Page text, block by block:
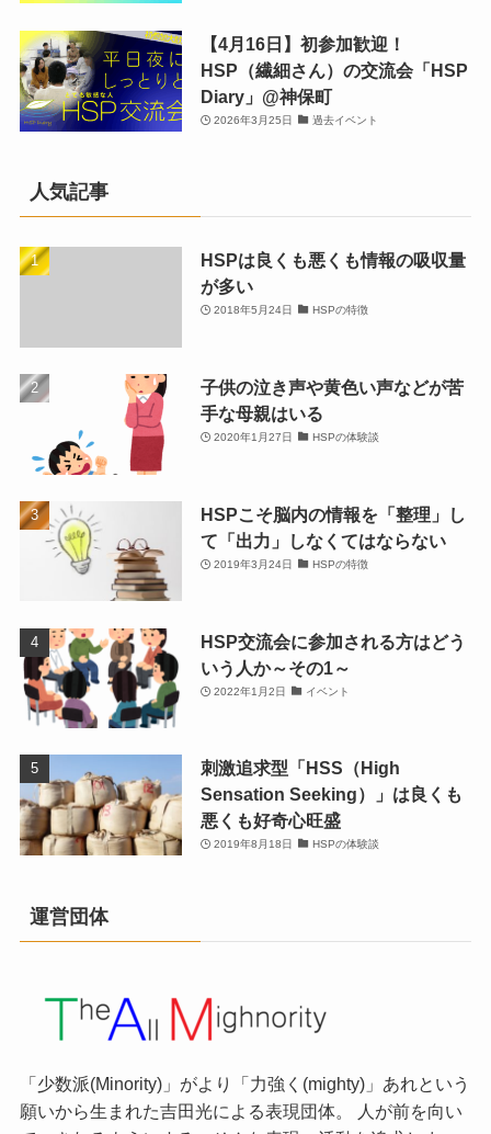
【4月16日】初参加歓迎！
HSP（繊細さん）の交流会「HSP
Diary」@神保町
2026年3月25日 過去イベント
人気記事
HSPは良くも悪くも情報の吸収量
が多い
2018年5月24日 HSPの特徴
子供の泣き声や黄色い声などが苦
手な母親はいる
2020年1月27日 HSPの体験談
HSPこそ脳内の情報を「整理」し
て「出力」しなくてはならない
2019年3月24日 HSPの特徴
HSP交流会に参加される方はどう
いう人か～その1～
2022年1月2日 イベント
刺激追求型「HSS（High
Sensation Seeking）」は良くも
悪くも好奇心旺盛
2019年8月18日 HSPの体験談
運営団体
「少数派(Minority)」がより「力強く(mighty)」あれという
願いから生まれた吉田光による表現団体。 人が前を向い